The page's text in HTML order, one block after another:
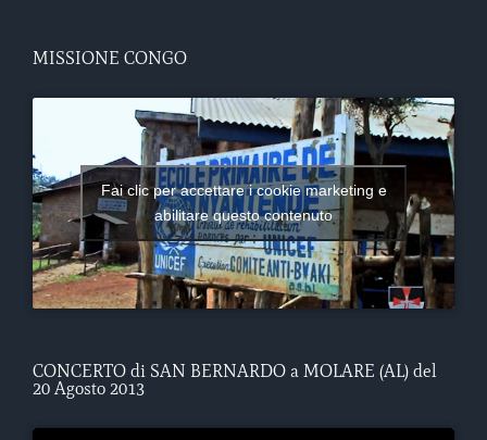
MISSIONE CONGO
Fai clic per accettare i cookie marketing e
abilitare questo contenuto
CONCERTO di SAN BERNARDO a MOLARE (AL) del
20 Agosto 2013